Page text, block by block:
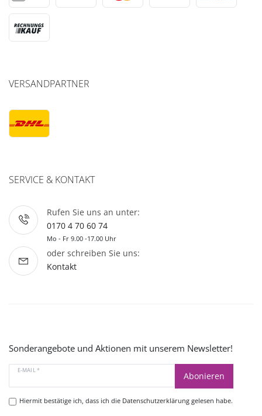
VERSANDPARTNER
SERVICE & KONTAKT
Rufen Sie uns an unter:
0170 4 70 60 74
Mo - Fr 9.00 -17.00 Uhr
oder schreiben Sie uns:
Kontakt
Sonderangebote und Aktionen mit unserem Newsletter!
E-MAIL *
Abonieren
Hiermit bestätige ich, dass ich die Datenschutzerklärunggelesen habe.